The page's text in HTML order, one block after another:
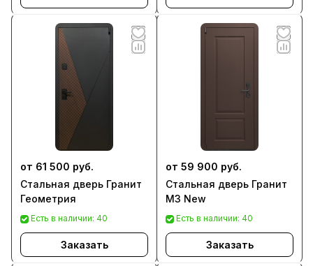
от 61 500 руб.
Стальная дверь Гранит
Геометрия
Есть в наличии: 40
Заказать
от 59 900 руб.
Стальная дверь Гранит
М3 New
Есть в наличии: 40
Заказать